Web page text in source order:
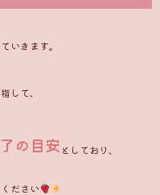
いきます。
して、
の目安 としており、
ださい